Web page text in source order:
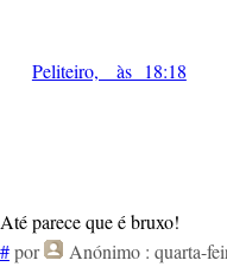
Peliteiro, às 18:18
Até parece que é bruxo!
#por Anónimo : quarta-